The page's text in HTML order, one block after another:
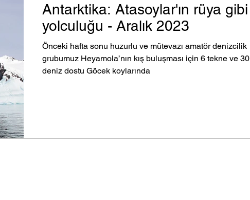
Antarktika: Atasoylar'ın rüya gibi
yolculuğu - Aralık 2023
Önceki hafta sonu huzurlu ve mütevazı amatör denizcilik
grubumuz Heyamola’nın kış buluşması için 6 tekne ve 30
deniz dostu Göcek koylarında